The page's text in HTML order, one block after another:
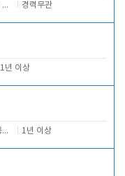
전반적인 카운터 업무 경력무관
1년 이상
호텔객실 및 공용시설 청소 관리 1년 이상